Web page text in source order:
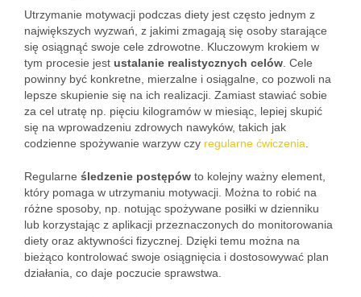
Utrzymanie motywacji podczas diety jest często jednym z
największych wyzwań, z jakimi zmagają się osoby starające
się osiągnąć swoje cele zdrowotne. Kluczowym krokiem w
tym procesie jest ustalanie realistycznych celów . Cele
powinny być konkretne, mierzalne i osiągalne, co pozwoli na
lepsze skupienie się na ich realizacji. Zamiast stawiać sobie
za cel utratę np. pięciu kilogramów w miesiąc, lepiej skupić
się na wprowadzeniu zdrowych nawyków, takich jak
codzienne spożywanie warzyw czy regularne ćwiczenia
Regularne śledzenie postępów to kolejny ważny element,
który pomaga w utrzymaniu motywacji. Można to robić na
różne sposoby, np. notując spożywane posiłki w dzienniku
lub korzystając z aplikacji przeznaczonych do monitorowania
diety oraz aktywności fizycznej. Dzięki temu można na
bieżąco kontrolować swoje osiągnięcia i dostosowywać plan
działania, co daje poczucie sprawstwa.